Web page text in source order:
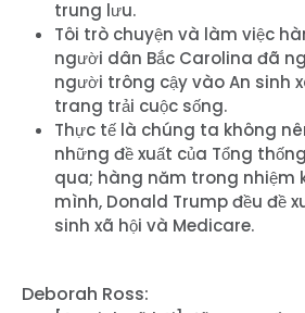
trung lưu.
Tôi trò chuyện và làm việc
người dân Bắc Carolina đã
người trông cậy vào An sinh
trang trải cuộc sống.
Thực tế là chúng ta không
những đề xuất của Tổng
qua; hàng năm trong nhiệm
mình, Donald Trump đều đề
sinh xã hội và Medicare.
Deborah Ross: